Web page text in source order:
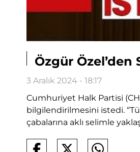
Özgür Özel’den
3 Aralık 2024 - 18:17
Cumhuriyet Halk Partisi
bilgilendirilmesini istedi.
çabalarına aklı selimle